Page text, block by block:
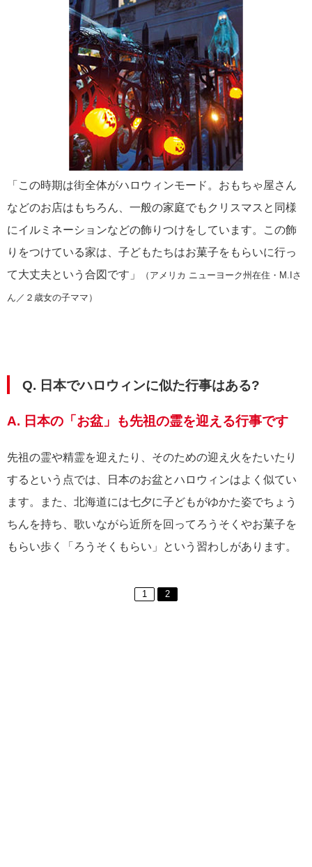
「この時期は街全体がハロウィンモード。おもちゃ屋さん
などのお店はもちろん、一般の家庭でもクリスマスと同様
にイルミネーションなどの飾りつけをしています。この飾
りをつけている家は、子どもたちはお菓子をもらいに行っ
て大丈夫という合図です」
（アメリカ ニューヨーク州在住・M.Iさ
ん／２歳女の子ママ）
Q. 日本でハロウィンに似た行事はある?
A. 日本の「お盆」も先祖の霊を迎える行事です
先祖の霊や精霊を迎えたり、そのための迎え火をたいたり
するという点では、日本のお盆とハロウィンはよく似てい
ます。また、北海道には七夕に子どもがゆかた姿でちょう
ちんを持ち、歌いながら近所を回ってろうそくやお菓子を
もらい歩く「ろうそくもらい」という習わしがあります。
1 2